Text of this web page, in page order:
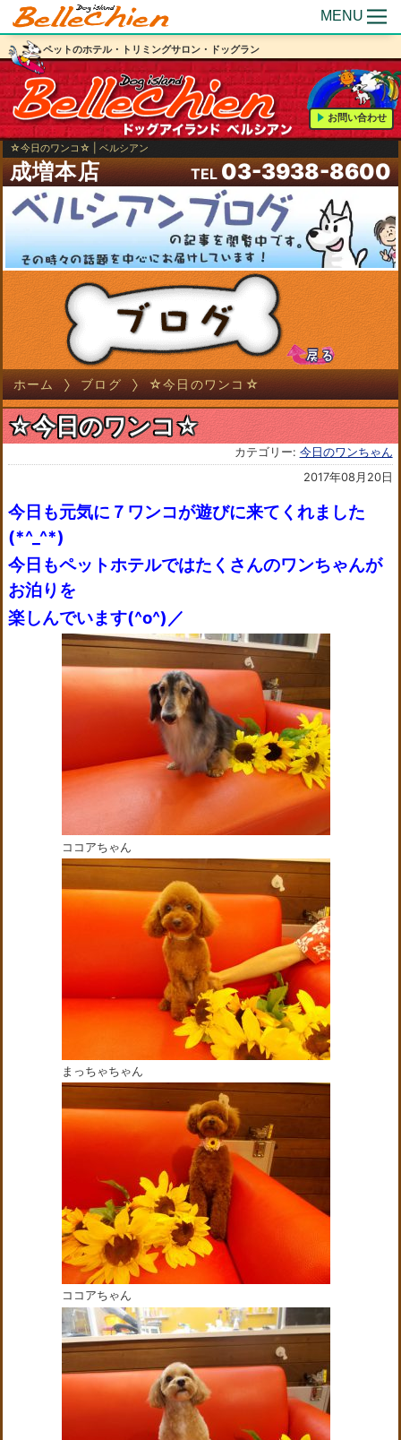
MENU
ペットのホテル・トリミングサロン・ドッグラン
お問い合わせ
☆今日のワンコ☆ | ベルシアン
成増本店 TEL 03-3938-8600
ホーム ブログ ☆今日のワンコ☆
☆今日のワンコ☆
カテゴリー: 今日のワンちゃん
2017年08月20日
今日も元気に７ワンコが遊びに来てくれました
(*^_^*)
今日もペットホテルではたくさんのワンちゃんが
お泊りを
楽しんでいます(^o^)／
ココアちゃん
まっちゃちゃん
ココアちゃん